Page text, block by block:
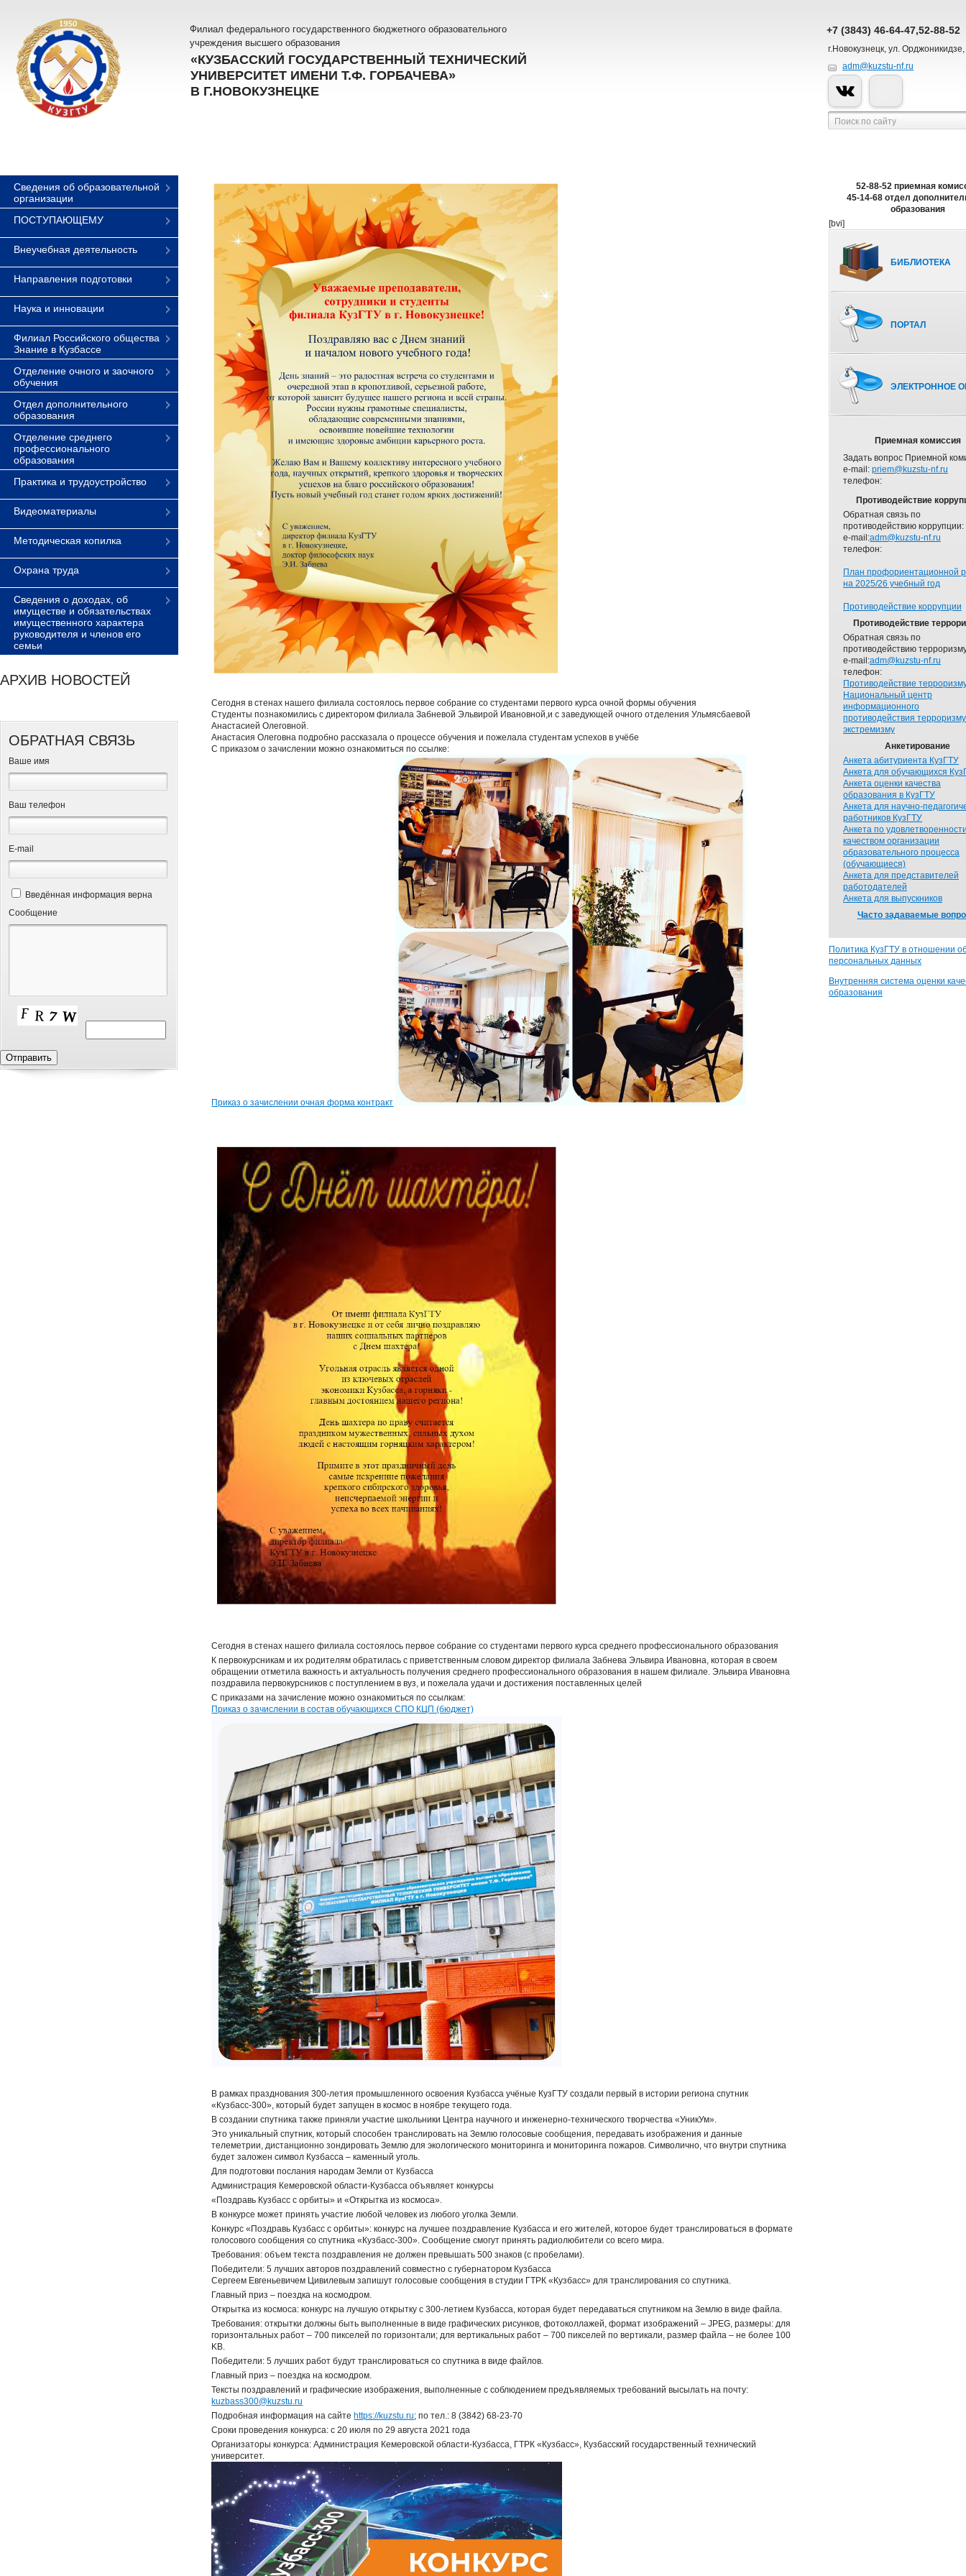
Филиал федерального государственного бюджетного образовательного
учреждения высшего образования
«КУЗБАССКИЙ ГОСУДАРСТВЕННЫЙ ТЕХНИЧЕСКИЙ
УНИВЕРСИТЕТ ИМЕНИ Т.Ф. ГОРБАЧЕВА»
В Г.НОВОКУЗНЕЦКЕ
+7 (3843) 46-64-47,52-88-52
г.Новокузнецк, ул.
adm@kuzstu-nf.ru
Сведения об образовательной
организации
ПОСТУПАЮЩЕМУ
Внеучебная деятельность
Направления подготовки
Наука и инновации
Филиал Российского общества
Знание в Кузбассе
Отделение очного и заочного
обучения
Отдел дополнительного
образования
Отделение среднего
профессионального
образования
Практика и трудоустройство
Видеоматериалы
Методическая копилка
Охрана труда
Сведения о доходах, об
имуществе и обязательствах
имущественного характера
руководителя и членов его
семьи
АРХИВ НОВОСТЕЙ
ОБРАТНАЯ СВЯЗЬ
Ваше имя
Ваш телефон
Е-mail
Введённая информация верна
Сообщение
Сегодня в стенах нашего филиала состоялось первое собрание со студентами первого курса очной формы обучения
Студенты познакомились с директором филиала Забневой Эльвирой Ивановной,и с заведующей очного отделения Ульмясбаевой
Анастасией Олеговной.
Анастасия Олеговна подробно рассказала о процессе обучения и пожелала студентам успехов в учёбе
С приказом о зачислении можно ознакомиться по ссылке:
Приказ о зачислении очная форма контракт
Сегодня в стенах нашего филиала состоялось первое собрание со студентами первого курса среднего профессионального образования
К первокурсникам и их родителям обратилась с приветственным словом директор филиала Забнева Эльвира Ивановна, которая в своем
обращении отметила важность и актуальность получения среднего профессионального образования в нашем филиале. Эльвира Ивановна
поздравила первокурсников с поступлением в вуз, и пожелала удачи и достижения поставленных целей
С приказами на зачисление можно ознакомиться по ссылкам:
Приказ о зачислении в состав обучающихся СПО КЦП (бюджет)
В рамках празднования 300-летия промышленного освоения Кузбасса учёные КузГТУ создали первый в истории региона спутник
«Кузбасс-300», который будет запущен в космос в ноябре текущего года.
В создании спутника также приняли участие школьники Центра научного и инженерно-технического творчества «УникУм».
Это уникальный спутник, который способен транслировать на Землю голосовые сообщения, передавать изображения и данные
телеметрии, дистанционно зондировать Землю для экологического мониторинга и мониторинга пожаров. Символично, что внутри спутника
будет заложен символ Кузбасса – каменный уголь.
Для подготовки послания народам Земли от Кузбасса
Администрация Кемеровской области-Кузбасса объявляет конкурсы
«Поздравь Кузбасс с орбиты» и «Открытка из космоса».
В конкурсе может принять участие любой человек из любого уголка Земли.
Конкурс «Поздравь Кузбасс с орбиты»: конкурс на лучшее поздравление Кузбасса и его жителей, которое будет транслироваться в формате
голосового сообщения со спутника «Кузбасс-300». Сообщение смогут принять радиолюбители со всего мира.
Требования: объем текста поздравления не должен превышать 500 знаков (с пробелами).
Победители: 5 лучших авторов поздравлений совместно с губернатором Кузбасса
Сергеем Евгеньевичем Цивилевым запишут голосовые сообщения в студии ГТРК «Кузбасс» для транслирования со спутника.
Главный приз – поездка на космодром.
Открытка из космоса: конкурс на лучшую открытку с 300-летием Кузбасса, которая будет передаваться спутником на Землю в виде файла.
Требования: открытки должны быть выполненные в виде графических рисунков, фотоколлажей, формат изображений – JPEG, размеры: для
горизонтальных работ – 700 пикселей по горизонтали; для вертикальных работ – 700 пикселей по вертикали, размер файла – не более 100
KB.
Победители: 5 лучших работ будут транслироваться со спутника в виде файлов.
Главный приз – поездка на космодром.
Тексты поздравлений и графические изображения, выполненные с соблюдением предъявляемых требований высылать на почту:
kuzbass300@kuzstu.ru
Подробная информация на сайте https://kuzstu.ru; по тел.: 8 (3842) 68-23-70
Сроки проведения конкурса: с 20 июля по 29 августа 2021 года
Организаторы конкурса: Администрация Кемеровской области-Кузбасса, ГТРК «Кузбасс», Кузбасский государственный технический
университет.
52-88-52 приемная
45-14-68 отдел
образования
[bvi]
БИБЛИОТЕКА
ПОРТАЛ
ЭЛЕКТРОННОЕ
Приемная комиссия
Задать вопрос Приемной
e-mail: priem@kuzstu-nf.ru
телефон:
Противодействие
Обратная связь по
противодействию коррупции:
e-mail:adm@kuzstu-nf.ru
телефон:
План профориентационной
на 2025/26 учебный год
Противодействие коррупции
Противодействие
Обратная связь по
противодействию
e-mail:adm@kuzstu-nf.ru
телефон:
Противодействие
Национальный центр
информационного
противодействия
экстремизму
Анкетирование
Анкета абитуриента КузГТУ
Анкета для обучающихся
Анкета оценки качества
образования в КузГТУ
Анкета для научно-
работников КузГТУ
Анкета по
качеством организации
образовательного процесса
(обучающиеся)
Анкета для представителей
работодателей
Анкета для выпускников
Часто задаваемые
Политика КузГТУ в отношении
персональных данных
Внутренняя система оценки
образования